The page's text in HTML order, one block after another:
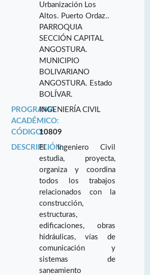
Urbanización Los
Altos. Puerto Ordaz..
PARROQUIA
SECCIÓN CAPITAL
ANGOSTURA.
MUNICIPIO
BOLIVARIANO
ANGOSTURA. Estado
BOLÍVAR.
PROGRAMA
ACADÉMICO:
INGENIERÍA CIVIL
CÓDIGO:10809
DESCRIPCIÓN:El Ingeniero Civil
estudia, proyecta,
organiza y coordina
todos los trabajos
relacionados con la
construcción,
estructuras,
edificaciones, obras
hidráulicas, vías de
comunicación y
sistemas de
saneamiento